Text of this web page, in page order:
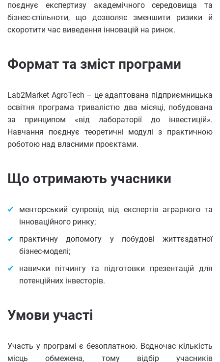
поєднує експертизу академічного середовища та
бізнес-спільноти, що дозволяє зменшити ризики й
скоротити час виведення інновацій на ринок.
Формат та зміст програми
Lab2Market AgroTech – це адаптована підприємницька
освітня програма тривалістю два місяці, побудована
за принципом «від лабораторії до інвестицій».
Навчання поєднує теоретичні модулі з практичною
роботою над власними проєктами.
Що отримають учасники
менторський супровід від експертів аграрного та
інноваційного ринку;
практичну допомогу у побудові життєздатної
бізнес-моделі;
навички пітчингу та підготовки презентацій для
потенційних інвесторів.
Умови участі
Участь у програмі є безоплатною. Водночас кількість
місць обмежена, тому відбір учасників